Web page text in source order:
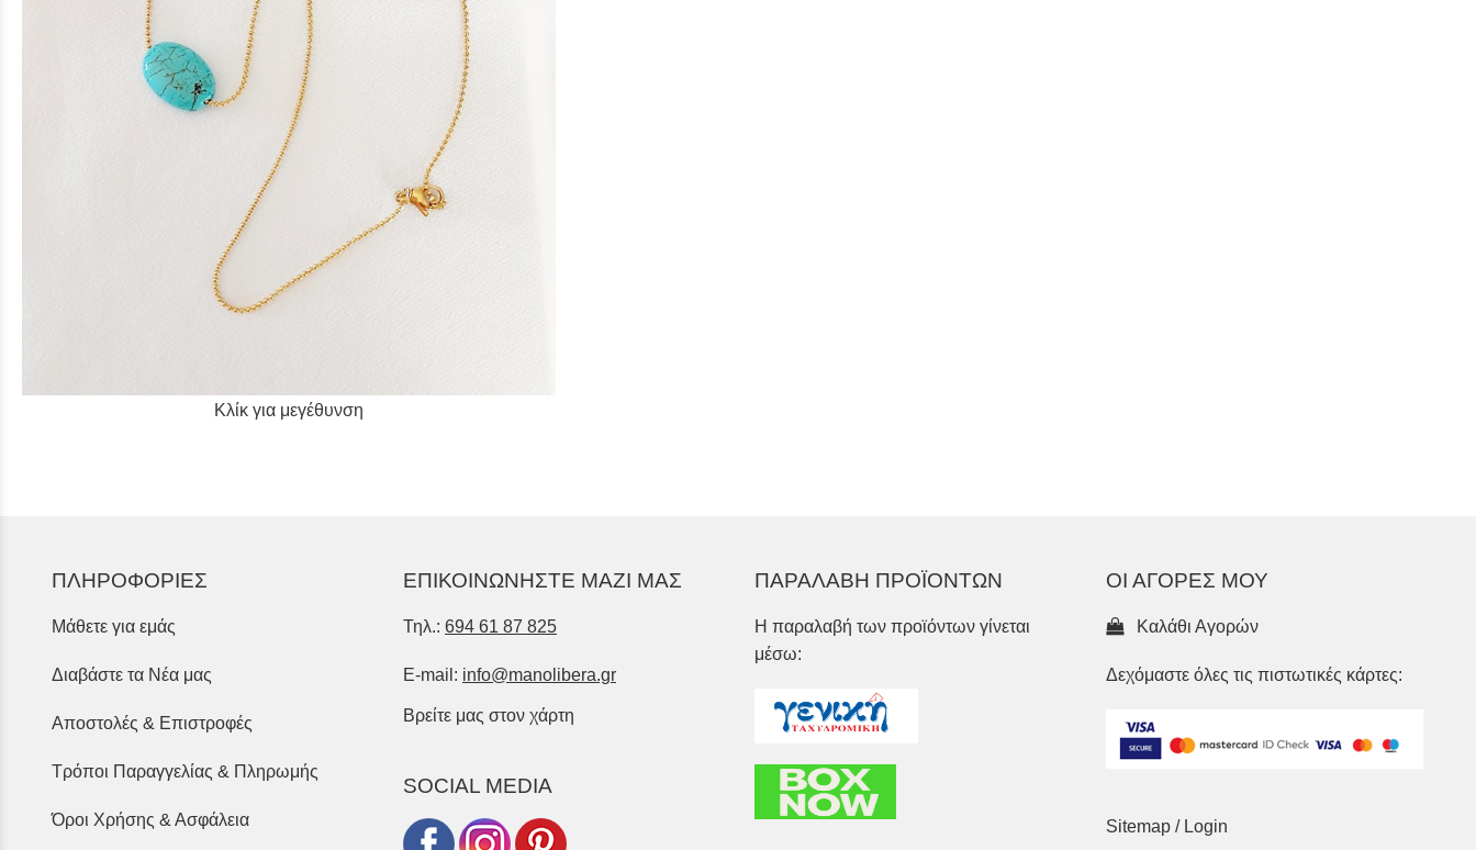
Κλίκ για μεγέθυνση
ΠΛΗΡΟΦΟΡΙΕΣ
Μάθετε για εμάς
Διαβάστε τα Νέα μας
Αποστολές & Επιστροφές
Τρόποι Παραγγελίας & Πληρωμής
Όροι Χρήσης & Ασφάλεια
ΕΠΙΚΟΙΝΩΝΗΣΤΕ ΜΑΖΙ ΜΑΣ
Τηλ.: 694 61 87 825
E-mail: info@manolibera.gr
Βρείτε μας στον χάρτη
SOCIAL MEDIA
ΠΑΡΑΛΑΒΗ ΠΡΟΪΟΝΤΩΝ
Η παραλαβή των προϊόντων γίνεται
μέσω:
ΟΙ ΑΓΟΡΕΣ ΜΟΥ
Καλάθι Αγορών
Δεχόμαστε όλες τις πιστωτικές κάρτες:
Sitemap / Login